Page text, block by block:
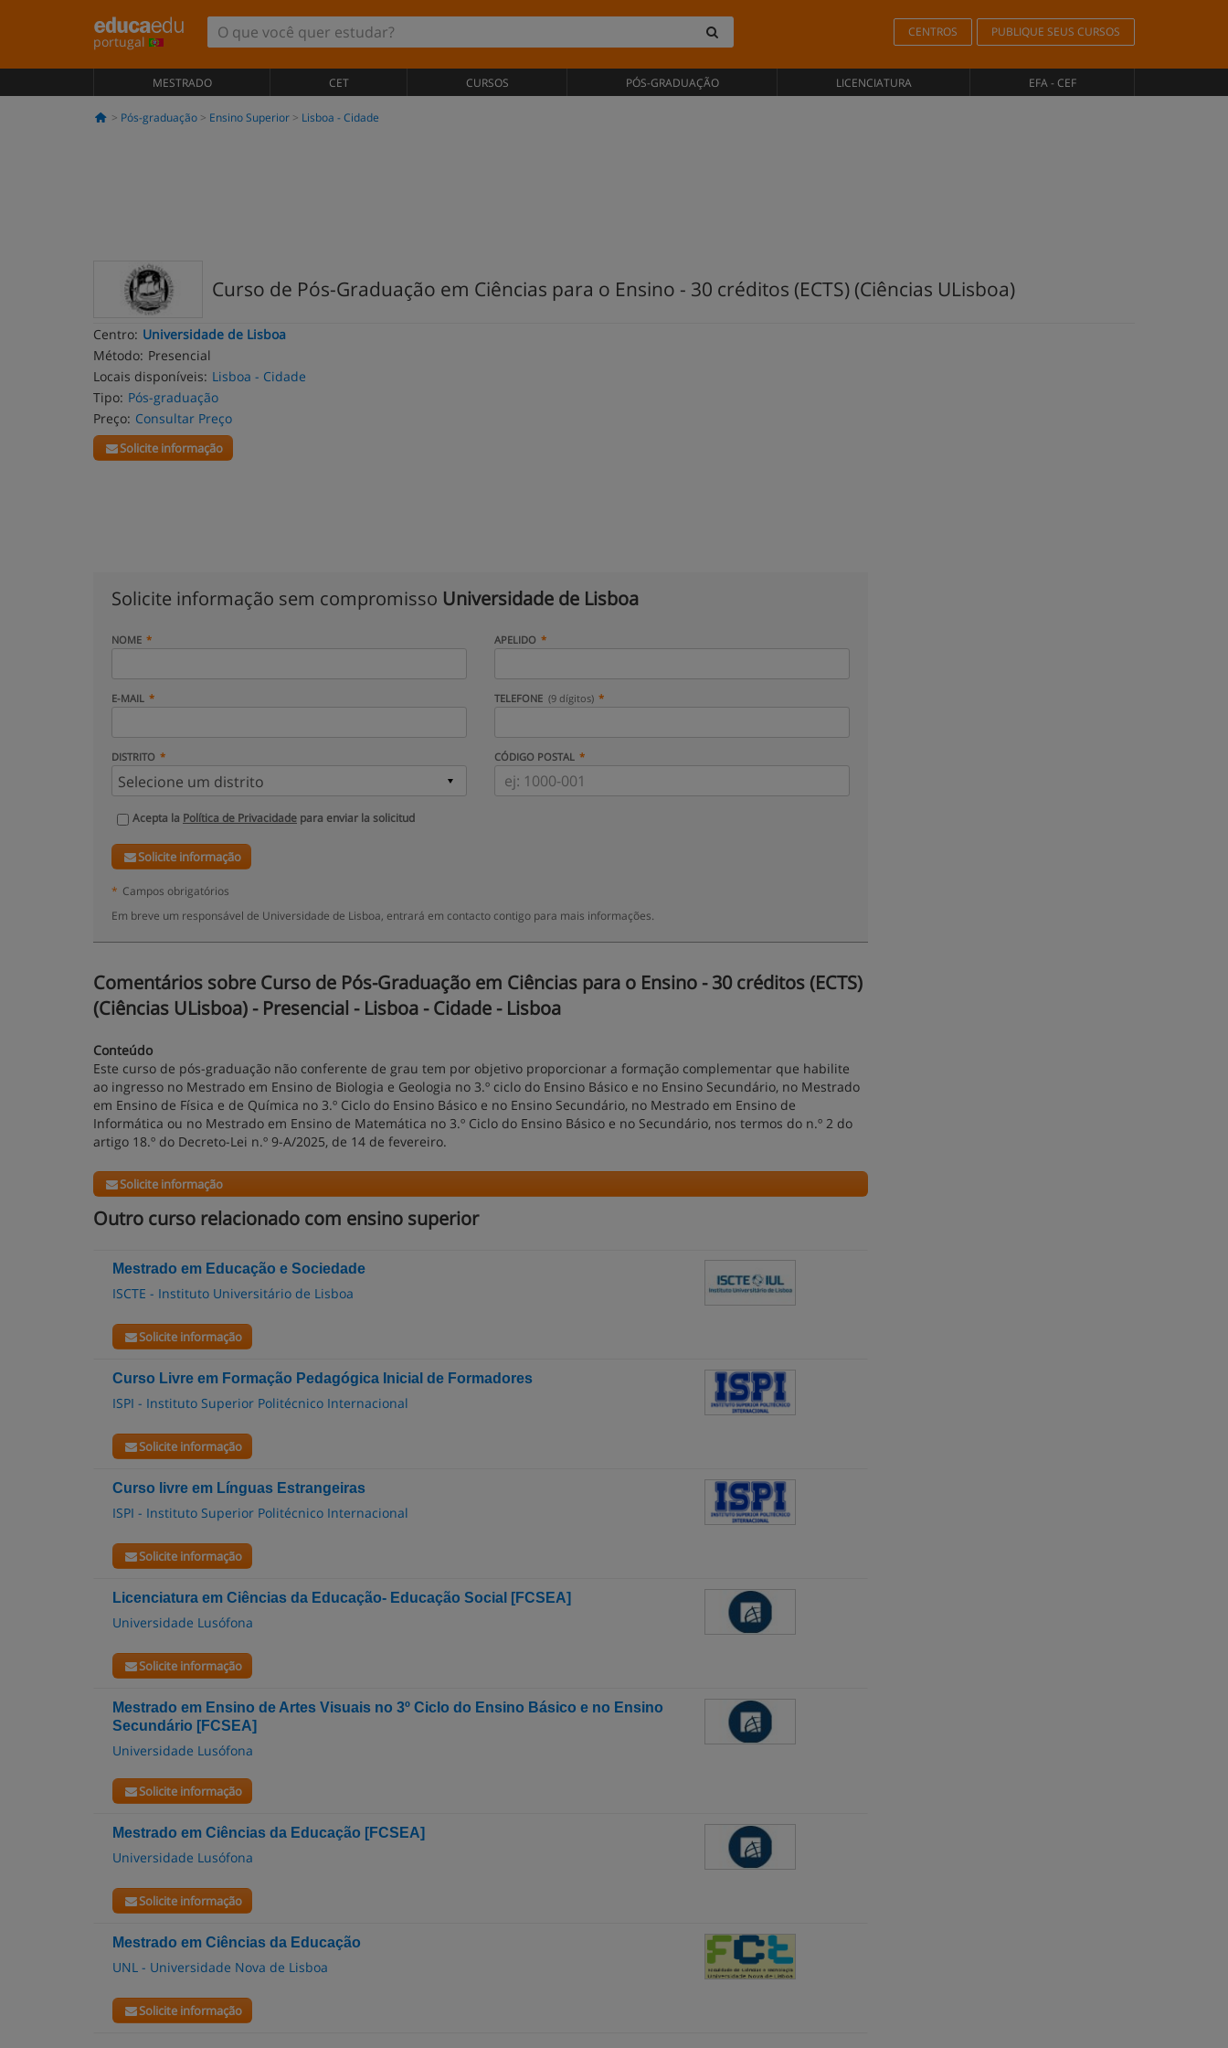
portugal
CENTROS PUBLIQUE SEUS CURSOS
MESTRADO CET CURSOS PÓS-GRADUAÇÃO LICENCIATURA EFA - CEF
Pós-graduação Ensino Superior Lisboa - Cidade
Curso de Pós-Graduação em Ciências para o Ensino - 30 créditos (ECTS) (Ciências ULisboa)
Centro: Universidade de Lisboa
Método: Presencial
Locais disponíveis: Lisboa - Cidade
Tipo: Pós-graduação
Preço: Consultar Preço
Solicite informação
Solicite informação sem compromisso Universidade de Lisboa
NOME APELIDO
E-MAIL TELEFONE (9 dígitos)
DISTRITO CÓDIGO POSTAL
Acepta la Política de Privacidade para enviar la solicitud
Solicite informação
* Campos obrigatórios
Em breve um responsável de Universidade de Lisboa, entrará em contacto contigo para mais informações.
Comentários sobre Curso de Pós-Graduação em Ciências para o Ensino - 30 créditos (ECTS)
(Ciências ULisboa) - Presencial - Lisboa - Cidade - Lisboa
Conteúdo
Este curso de pós-graduação não conferente de grau tem por objetivo proporcionar a formação complementar que habilite
ao ingresso no Mestrado em Ensino de Biologia e Geologia no 3.º ciclo do Ensino Básico e no Ensino Secundário, no Mestrado
em Ensino de Física e de Química no 3.º Ciclo do Ensino Básico e no Ensino Secundário, no Mestrado em Ensino de
Informática ou no Mestrado em Ensino de Matemática no 3.º Ciclo do Ensino Básico e no Secundário, nos termos do n.º 2 do
artigo 18.º do Decreto-Lei n.º 9-A/2025, de 14 de fevereiro.
Solicite informação
Outro curso relacionado com ensino superior
Mestrado em Educação e Sociedade
ISCTE - Instituto Universitário de Lisboa
Solicite informação
Curso Livre em Formação Pedagógica Inicial de Formadores
ISPI - Instituto Superior Politécnico Internacional
Solicite informação
Curso livre em Línguas Estrangeiras
ISPI - Instituto Superior Politécnico Internacional
Solicite informação
Licenciatura em Ciências da Educação- Educação Social [FCSEA]
Universidade Lusófona
Solicite informação
Mestrado em Ensino de Artes Visuais no 3º Ciclo do Ensino Básico e no Ensino
Secundário [FCSEA]
Universidade Lusófona
Solicite informação
Mestrado em Ciências da Educação [FCSEA]
Universidade Lusófona
Solicite informação
Mestrado em Ciências da Educação
UNL - Universidade Nova de Lisboa
Solicite informação